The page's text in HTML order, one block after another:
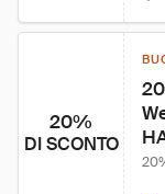
20%
DI SCONTO